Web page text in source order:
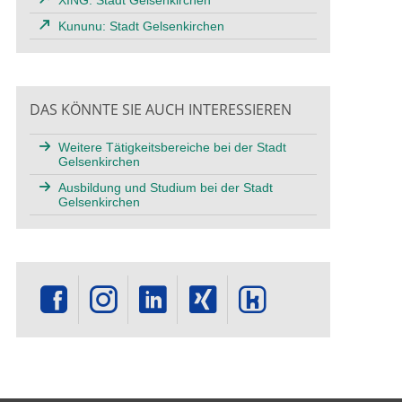
Kununu: Stadt Gelsenkirchen
DAS KÖNNTE SIE AUCH INTERESSIEREN
Weitere Tätigkeitsbereiche bei der Stadt
Gelsenkirchen
Ausbildung und Studium bei der Stadt
Gelsenkirchen